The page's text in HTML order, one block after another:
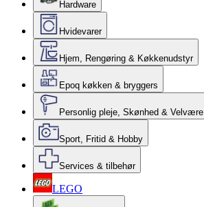
Hardware
Hvidevarer
Hjem, Rengøring & Køkkenudstyr
Epoq køkken & bryggers
Personlig pleje, Skønhed & Velvære
Sport, Fritid & Hobby
Services & tilbehør
LEGO